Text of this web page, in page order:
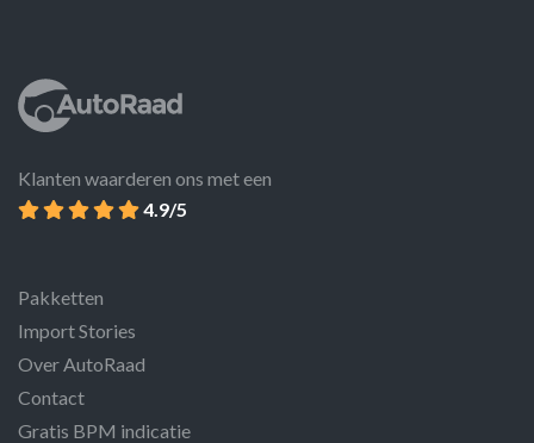
Klanten waarderen ons met een
4.9/5
Pakketten
Import Stories
Over AutoRaad
Contact
Gratis BPM indicatie